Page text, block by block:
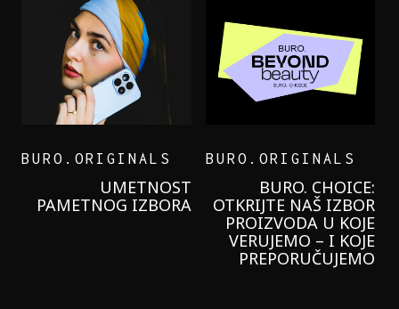
GARNIER KREMU I
NIKADA NIŠTA
LAGANIJE NISAM
KORISTILA